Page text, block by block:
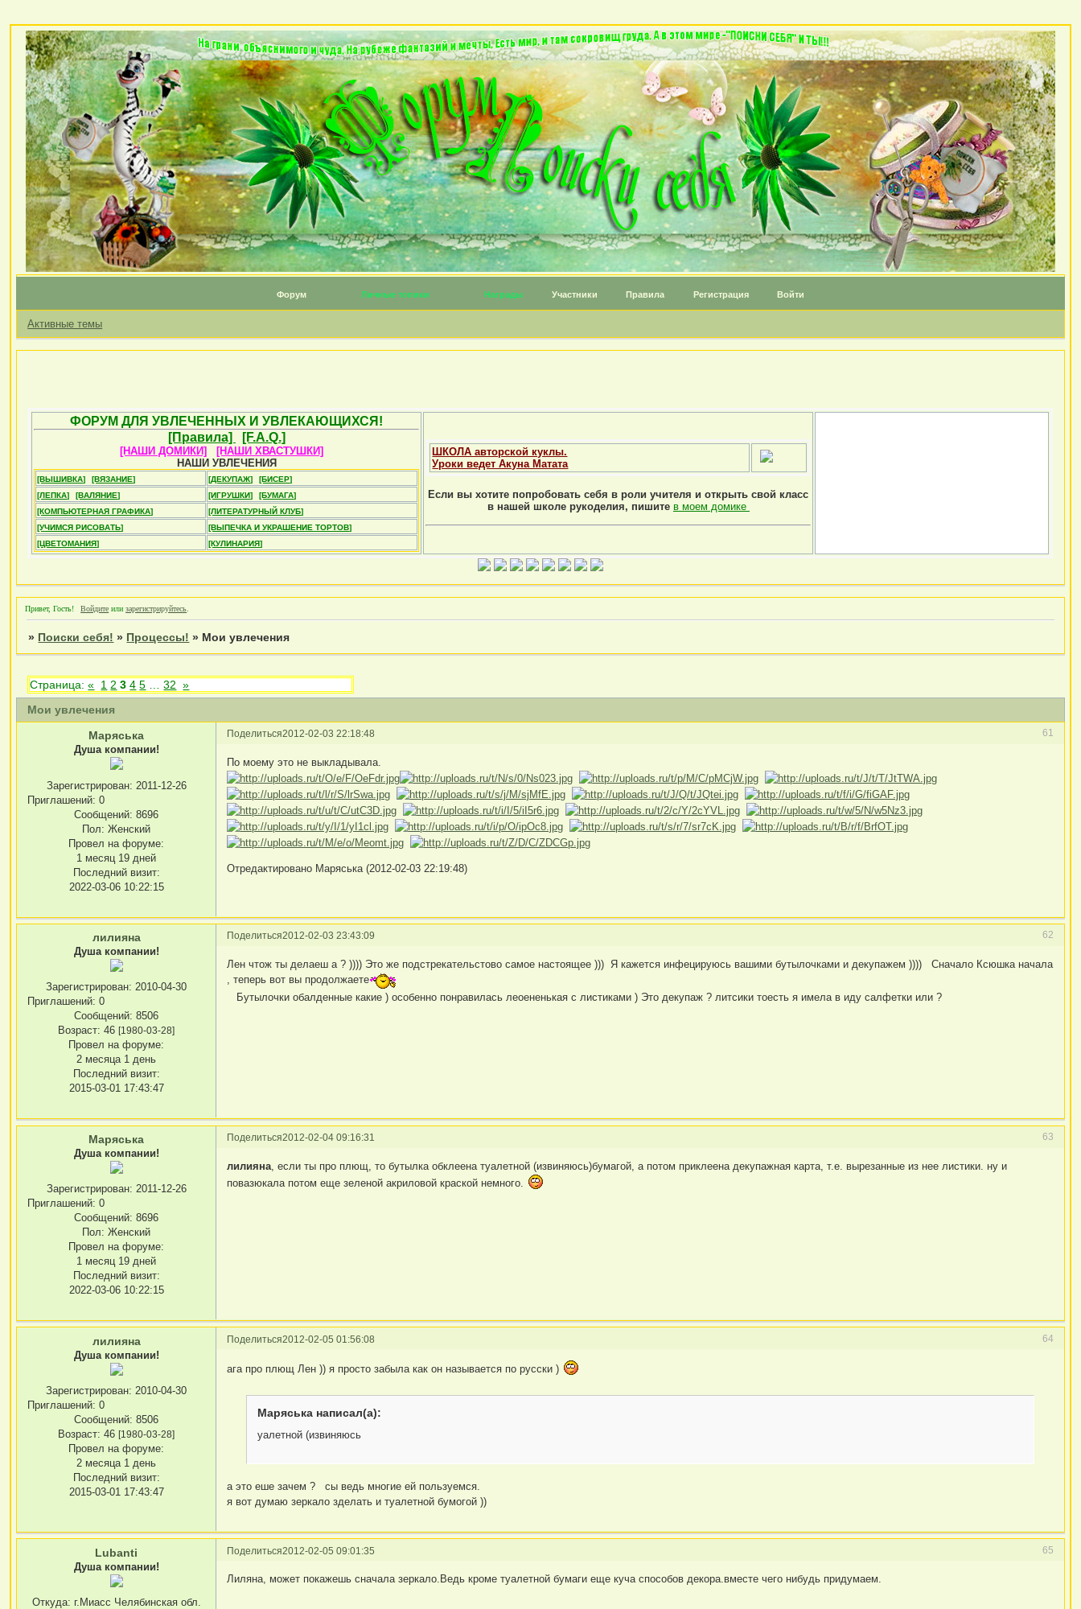
Форум Личные топики Награды Участники Правила Регистрация Войти
Активные темы
ФОРУМ ДЛЯ УВЛЕЧЕННЫХ И УВЛЕКАЮЩИХСЯ!
[Правила]
[F.A.Q.]
[НАШИ ДОМИКИ]
[НАШИ ХВАСТУШКИ]
НАШИ УВЛЕЧЕНИЯ
[ВЫШИВКА] [ВЯЗАНИЕ] [ДЕКУПАЖ]
[БИСЕР]
[ЛЕПКА]
[ВАЛЯНИЕ] [ИГРУШКИ]
[БУМАГА]
[КОМПЬЮТЕРНАЯ ГРАФИКА]
[ЛИТЕРАТУРНЫЙ КЛУБ]
[УЧИМСЯ РИСОВАТЬ]
[ВЫПЕЧКА И УКРАШЕНИЕ ТОРТОВ]
[ЦВЕТОМАНИЯ]
[КУЛИНАРИЯ]
ШКОЛА авторской куклы.
Уроки ведет Акуна Матата
Если вы хотите попробовать себя в роли учителя и открыть свой класс
в нашей школе рукоделия, пишите в моем домике
Привет, Гость! Войдите илизарегистрируйтесь
» Поиски себя! » Процессы! » Мои увлечения
Мои увлечения
Страница:« 1 2 3 4 5 32 »
Поделиться 61
2012-02-03 22:18:48
Маряська
Душа компании!
Зарегистрирован: 2011-12-26
Приглашений: 0
Сообщений: 8696
Пол: Женский
Провел на форуме:
1 месяц 19 дней
Последний визит:
2022-03-06 10:22:15
По моему это не выкладывала.
Отредактировано Маряська (2012-02-03 22:19:48)
Поделиться 62
2012-02-03 23:43:09
лилияна
Душа компании!
Зарегистрирован: 2010-04-30
Приглашений: 0
Сообщений: 8506
Возраст: 46[1980-03-28]
Провел на форуме:
2 месяца 1 день
Последний визит:
2015-03-01 17:43:47
Лен чтож ты делаеш а ? )))) Это же подстрекательстово самое настоящее ))) Я кажется инфецируюсь вашими бутылочками и декупажем )))) Сначало Ксюшка начала
, теперь вот вы продолжаете
Бутылочки обалденные какие ) особенно понравилась леоененькая с листиками ) Это декупаж ? литсики тоесть я имела в иду салфетки или ?
Поделиться 63
2012-02-04 09:16:31
Маряська
Душа компании!
Зарегистрирован: 2011-12-26
Приглашений: 0
Сообщений: 8696
Пол: Женский
Провел на форуме:
1 месяц 19 дней
Последний визит:
2022-03-06 10:22:15
лилияна , если ты про плющ, то бутылка обклеена туалетной (извиняюсь)бумагой, а потом приклеена декупажная карта, т.е. вырезанные из нее листики. ну и
повазюкала потом еще зеленой акриловой краской немного.
Поделиться 64
2012-02-05 01:56:08
лилияна
Душа компании!
Зарегистрирован: 2010-04-30
Приглашений: 0
Сообщений: 8506
Возраст: 46[1980-03-28]
Провел на форуме:
2 месяца 1 день
Последний визит:
2015-03-01 17:43:47
ага про плющ Лен )) я просто забыла как он называется по русски )
Маряська написал(а):
уалетной (извиняюсь
а это еше зачем ? сы ведь многие ей пользуемся.
я вот думаю зеркало зделать и туалетной бумогой ))
Поделиться 65
2012-02-05 09:01:35
Lubanti
Душа компании!
Откуда: г.Миасс Челябинская обл.
Лиляна, может покажешь сначала зеркало.Ведь кроме туалетной бумаги еще куча способов декора.вместе чего нибудь придумаем.